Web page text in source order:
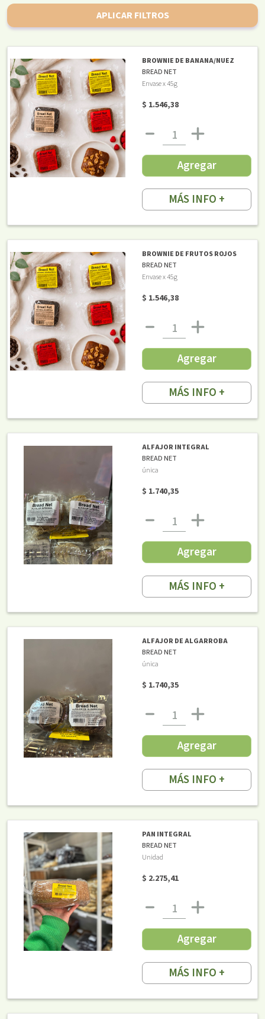
APLICAR FILTROS
BROWNIE DE BANANA/NUEZ
BREAD NET
Envase x 45g
$ 1.546,38
Agregar
MÁS INFO +
BROWNIE DE FRUTOS ROJOS
BREAD NET
Envase x 45g
$ 1.546,38
Agregar
MÁS INFO +
ALFAJOR INTEGRAL
BREAD NET
única
$ 1.740,35
Agregar
MÁS INFO +
ALFAJOR DE ALGARROBA
BREAD NET
única
$ 1.740,35
Agregar
MÁS INFO +
PAN INTEGRAL
BREAD NET
Unidad
$ 2.275,41
Agregar
MÁS INFO +